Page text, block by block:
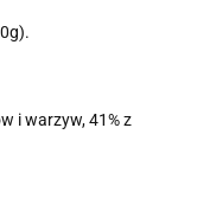
i warzyw, 41% z